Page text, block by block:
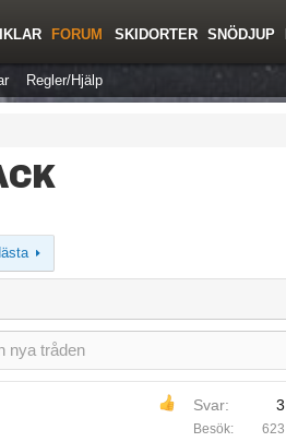
FORUM SKIDORTER SNÖDJUP
Regler/Hjälp
Svar 3
Besök 623